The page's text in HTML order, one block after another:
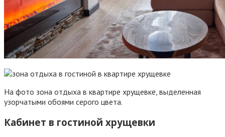
На фото зона отдыха в квартире хрущевке, выделенная
узорчатыми обоями серого цвета.
Кабинет в гостиной хрущевки